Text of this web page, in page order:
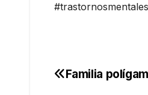
#trastornosmentales
Familia